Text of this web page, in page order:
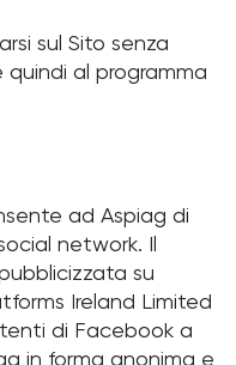
sul Sito senza
quindi al programma
ad Aspiag di
network. Il
su
Ireland Limited
di Facebook a
in forma anonima e